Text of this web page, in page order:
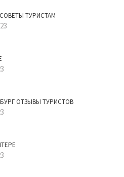
ТУРИСТАМ
ОТЗЫВЫ ТУРИСТОВ